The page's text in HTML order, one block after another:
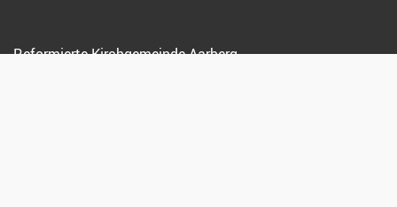
Reformierte Kirchgemeinde Aarberg